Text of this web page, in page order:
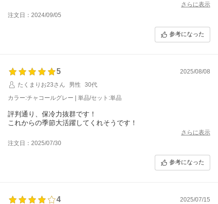
たまたまネットで見つけたので即注文、入荷待ちでした。届いた
素晴らしく良く、持ちやすいように取手が工夫されていると感じ
さらに表示
注文日：2024/09/05
参考になった
5
2025/08/08
たくまりお23さん
男性
30代
カラー:チャコールグレー | 単品/セット:単品
評判通り、保冷力抜群です！
これからの季節大活躍してくれそうです！
さらに表示
注文日：2025/07/30
参考になった
4
2025/07/15